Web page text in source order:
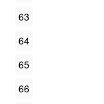
63
64
65
66